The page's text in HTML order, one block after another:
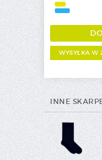
WYSYŁKA W
INNE